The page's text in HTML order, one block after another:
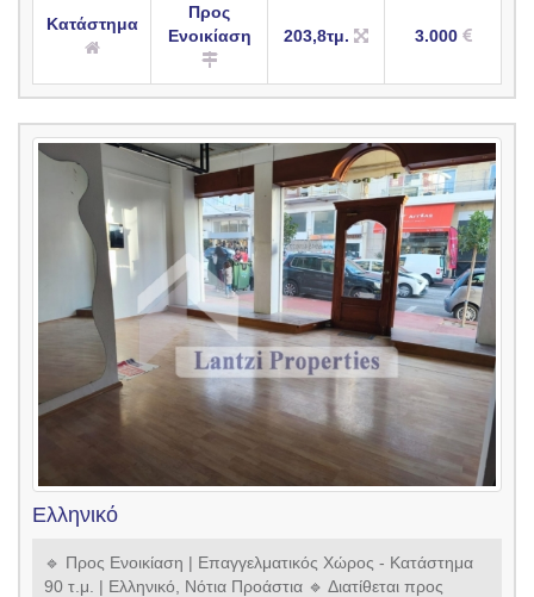
Κατάστημα
Προς
Ενοικίαση
203,8τμ. 3.000
Ελληνικό
🔹 Προς Ενοικίαση | Επαγγελματικός Χώρος - Κατάστημα
90 τ.μ. | Ελληνικό, Νότια Προάστια 🔹 Διατίθεται προς